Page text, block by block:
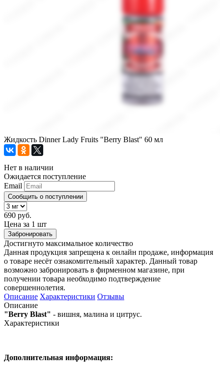
Жидкость Dinner Lady Fruits "Berry Blast" 60 мл
Нет в наличии
Ожидается поступление
Email
Сообщить о поступлении
690 руб.
Цена за 1 шт
Забронировать
Достигнуто максимальное количество
Данная продукция запрещена к онлайн продаже, информация
о товаре несёт ознакомительный характер. Данный товар
возможно забронировать в фирменном магазине, при
получении товара необходимо подтверждение
совершеннолетия.
Описание Характеристики Отзывы
Описание
"Berry Blast" - вишня, малина и цитрус.
Характеристики
Дополнительная информация: